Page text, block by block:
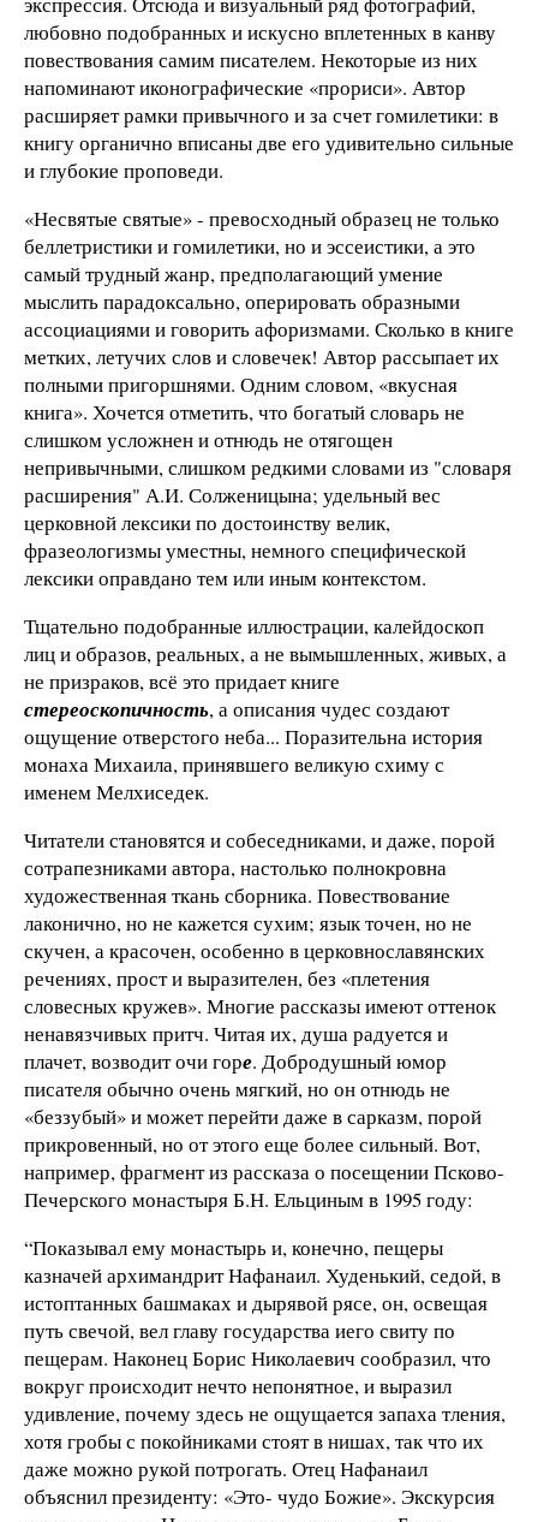
любовно подобранных и искусно вплетенных в канву
повествования самим писателем. Некоторые из них
напоминают иконографические «прориси». Автор
расширяет рамки привычного и за счет гомилетики: в
книгу органично вписаны две его удивительно сильные
и глубокие проповеди.
«Несвятые святые» - превосходный образец не только
беллетристики и гомилетики, но и эссеистики, а это
самый трудный жанр, предполагающий умение
мыслить парадоксально, оперировать образными
ассоциациями и говорить афоризмами. Сколько в книге
метких, летучих слов и словечек! Автор рассыпает их
полными пригоршнями. Одним словом, «вкусная
книга». Хочется отметить, что богатый словарь не
слишком усложнен и отнюдь не отягощен
непривычными, слишком редкими словами из "словаря
расширения" А.И. Солженицына; удельный вес
церковной лексики по достоинству велик,
фразеологизмы уместны, немного специфической
лексики оправдано тем или иным контекстом.
Тщательно подобранные иллюстрации, калейдоскоп
лиц и образов, реальных, а не вымышленных, живых, а
не призраков, всё это придает книге
стереоскопичность, а описания чудес создают
ощущение отверстого неба... Поразительна история
монаха Михаила, принявшего великую схиму с
именем Мелхиседек.
Читатели становятся и собеседниками, и даже, порой
сотрапезниками автора, настолько полнокровна
художественная ткань сборника. Повествование
лаконично, но не кажется сухим; язык точен, но не
скучен, а красочен, особенно в церковнославянских
речениях, прост и выразителен, без «плетения
словесных кружев». Многие рассказы имеют оттенок
ненавязчивых притч. Читая их, душа радуется и
плачет, возводит очи горе. Добродушный юмор
писателя обычно очень мягкий, но он отнюдь не
«беззубый» и может перейти даже в сарказм, порой
прикровенный, но от этого еще более сильный. Вот,
например, фрагмент из рассказа о посещении Псково-
Печерского монастыря Б.Н. Ельциным в 1995 году:
“Показывал ему монастырь и, конечно, пещеры
казначей архимандрит Нафанаил. Худенький, седой, в
истоптанных башмаках и дырявой рясе, он, освещая
путь свечой, вел главу государства иего свиту по
пещерам. Наконец Борис Николаевич сообразил, что
вокруг происходит нечто непонятное, и выразил
удивление, почему здесь не ощущается запаха тления,
хотя гробы с покойниками стоят в нишах, так что их
даже можно рукой потрогать. Отец Нафанаил
объяснил президенту: «Это- чудо Божие». Экскурсия